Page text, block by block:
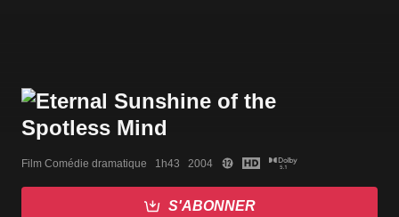
Film Comédie dramatique   1h43   2004
S'ABONNER